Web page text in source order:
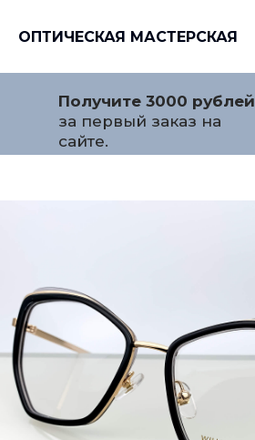
ОПТИЧЕСКАЯ МАСТЕРСКАЯ
Получите 3000 рублей
за первый заказ на
сайте.